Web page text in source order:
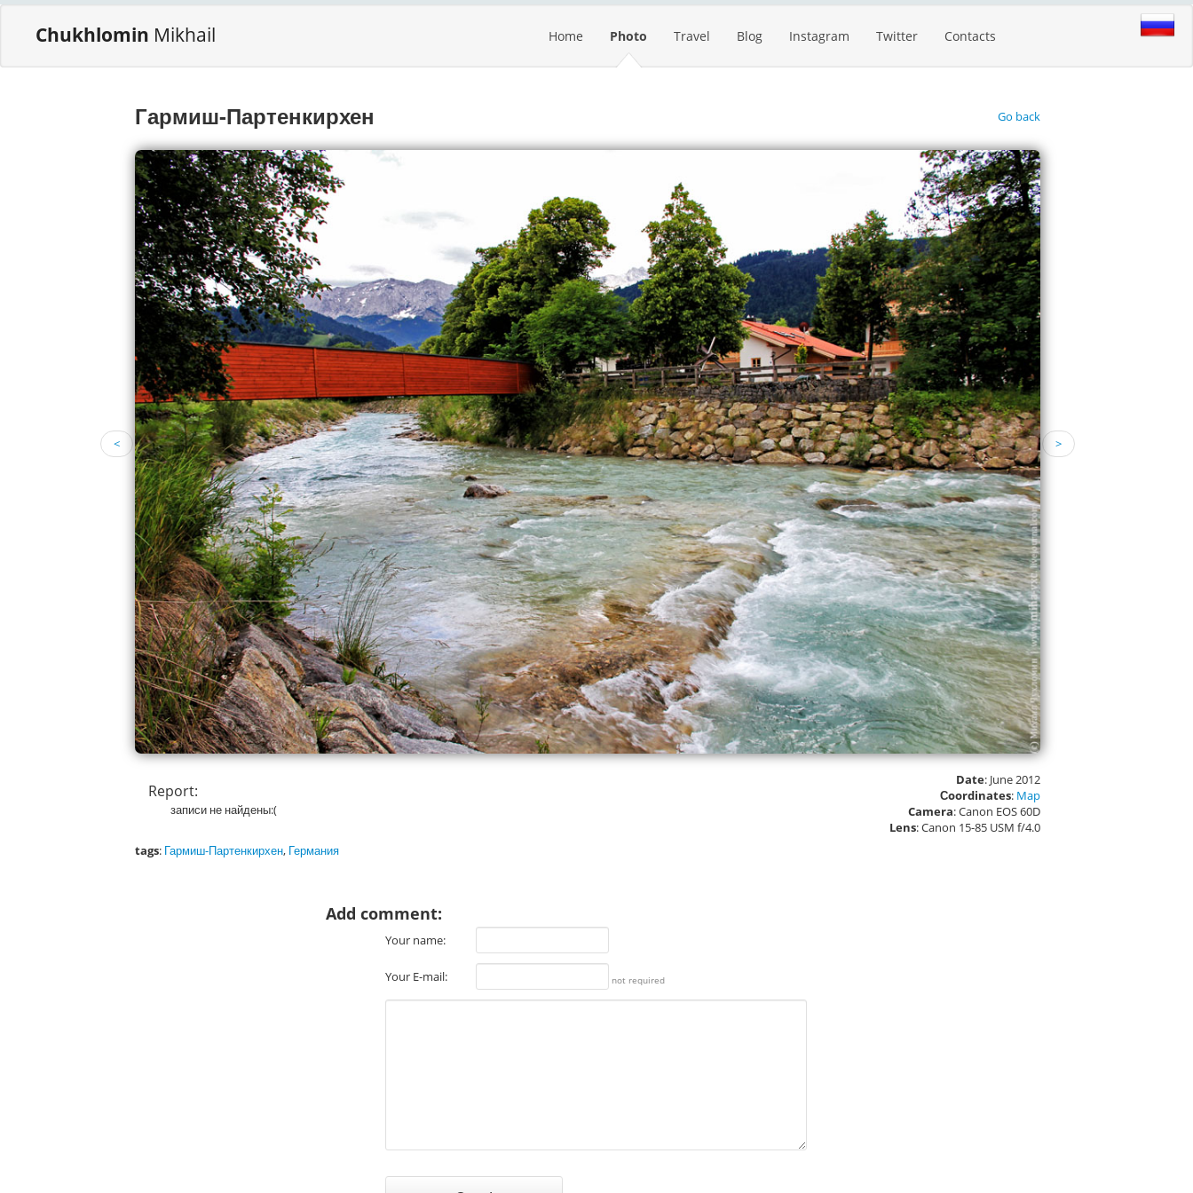
Chukhlomin Mikhail Home Photo Travel Blog Instagram Twitter Contacts
Гармиш-Партенкирхен Go back
< >
Report:
записи не найдены:(
tags: Гармиш-Партенкирхен, Германия
Date: June 2012
Сoordinates: Map
Camera: Canon EOS 60D
Lens: Canon 15-85 USM f/4.0
Add comment:
Your name:
Your E-mail: not required